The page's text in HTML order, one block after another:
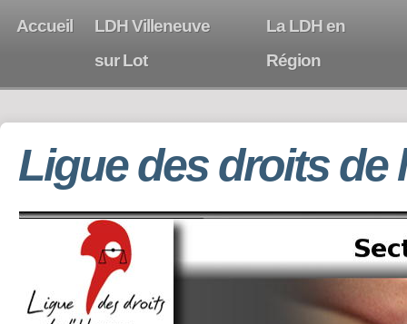
Accueil
LDH Villeneuve
sur Lot
La LDH en
Région
Ligue des droits de